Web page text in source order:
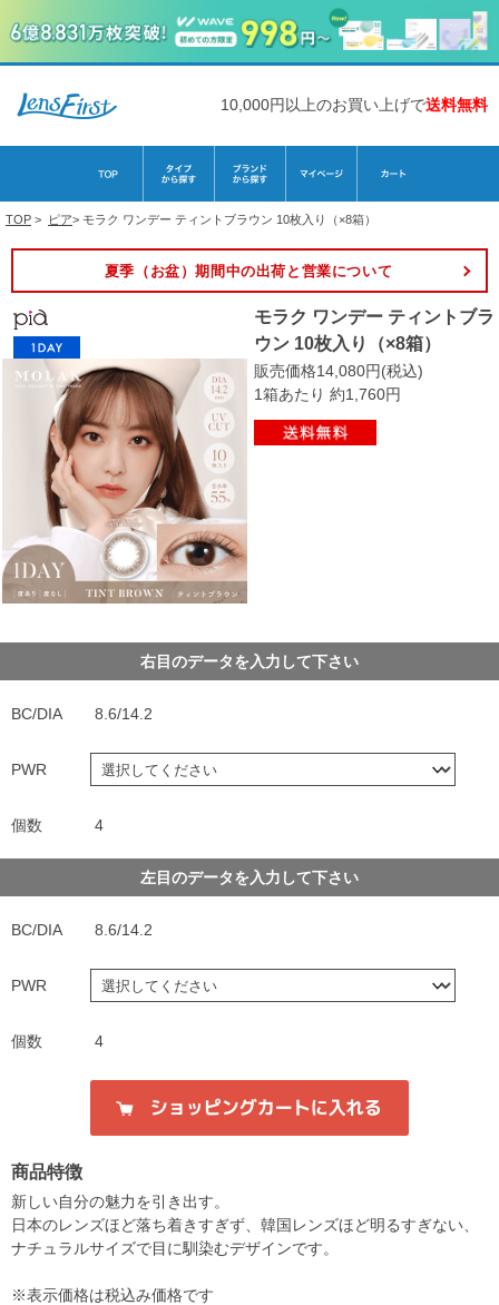
10,000円以上のお買い上げで送料無料
TOP > ピア> モラク ワンデー ティントブラウン 10枚入り（×8箱）
夏季（お盆）期間中の出荷と営業について
モラク ワンデー ティントブラ
ウン 10枚入り（×8箱）
販売価格14,080円(税込)
1箱あたり 約1,760円
右目のデータを入力して下さい
BC/DIA 8.6/14.2
PWR
個数 4
左目のデータを入力して下さい
BC/DIA 8.6/14.2
PWR
個数 4
商品特徴
新しい自分の魅力を引き出す。
日本のレンズほど落ち着きすぎず、韓国レンズほど明るすぎない、
ナチュラルサイズで目に馴染むデザインです。
※表示価格は税込み価格です